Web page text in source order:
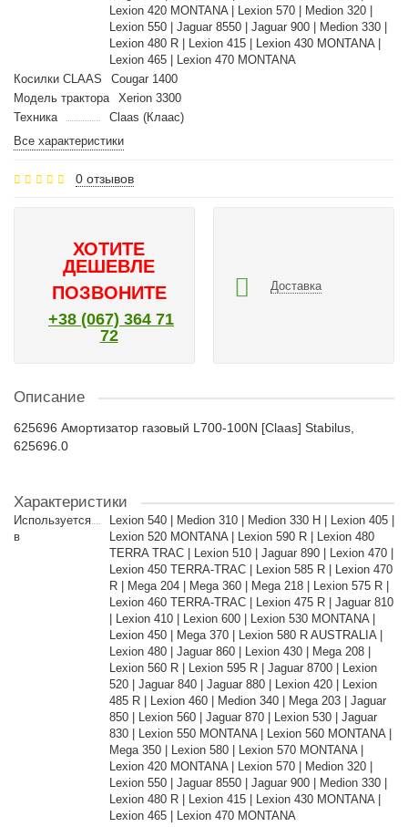
Lexion 420 MONTANA | Lexion 570 | Medion 320 |
Lexion 550 | Jaguar 8550 | Jaguar 900 | Medion 330 |
Lexion 480 R | Lexion 415 | Lexion 430 MONTANA |
Lexion 465 | Lexion 470 MONTANA
Косилки CLAAS
Cougar 1400
Модель трактора
Xerion 3300
Техника
Claas (Клаас)
Все характеристики
0 отзывов
ХОТИТЕ
ДЕШЕВЛЕ
ПОЗВОНИТЕ
+38 (067) 364 71
72
Доставка
Описание
625696 Амортизатор газовый L700-100N [Claas] Stabilus,
625696.0
Характеристики
Используется
в
Lexion 540 | Medion 310 | Medion 330 H | Lexion 405 |
Lexion 520 MONTANA | Lexion 590 R | Lexion 480
TERRA TRAC | Lexion 510 | Jaguar 890 | Lexion 470 |
Lexion 450 TERRA-TRAC | Lexion 585 R | Lexion 470
R | Mega 204 | Mega 360 | Mega 218 | Lexion 575 R |
Lexion 460 TERRA-TRAC | Lexion 475 R | Jaguar 810
| Lexion 410 | Lexion 600 | Lexion 530 MONTANA |
Lexion 450 | Mega 370 | Lexion 580 R AUSTRALIA |
Lexion 480 | Jaguar 860 | Lexion 430 | Mega 208 |
Lexion 560 R | Lexion 595 R | Jaguar 8700 | Lexion
520 | Jaguar 840 | Jaguar 880 | Lexion 420 | Lexion
485 R | Lexion 460 | Medion 340 | Mega 203 | Jaguar
850 | Lexion 560 | Jaguar 870 | Lexion 530 | Jaguar
830 | Lexion 550 MONTANA | Lexion 560 MONTANA |
Mega 350 | Lexion 580 | Lexion 570 MONTANA |
Lexion 420 MONTANA | Lexion 570 | Medion 320 |
Lexion 550 | Jaguar 8550 | Jaguar 900 | Medion 330 |
Lexion 480 R | Lexion 415 | Lexion 430 MONTANA |
Lexion 465 | Lexion 470 MONTANA